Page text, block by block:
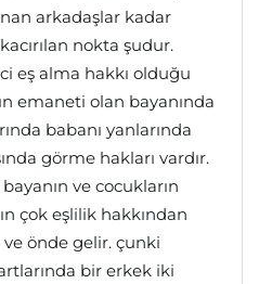
arkadaşlar kadar
nokta şudur.
eş alma hakkı olduğu
emaneti olan bayanında
babanı yanlarında
görme hakları vardır.
ve cocukların
çok eşlilik hakkından
önde gelir. çunki
bir erkek iki